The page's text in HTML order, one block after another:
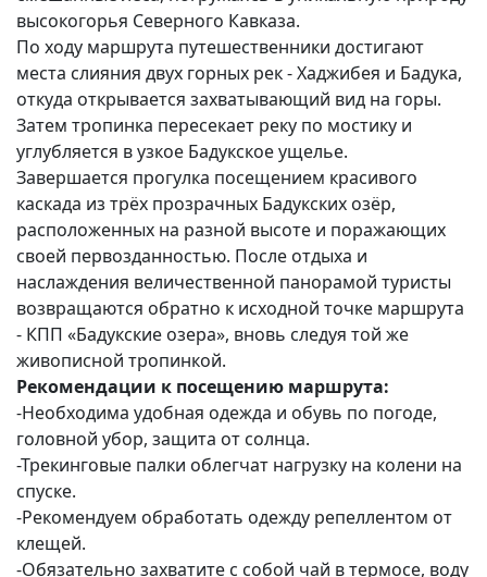
высокогорья Северного Кавказа.
По ходу маршрута путешественники достигают
места слияния двух горных рек - Хаджибея и Бадука,
откуда открывается захватывающий вид на горы.
Затем тропинка пересекает реку по мостику и
углубляется в узкое Бадукское ущелье.
Завершается прогулка посещением красивого
каскада из трёх прозрачных Бадукских озёр,
расположенных на разной высоте и поражающих
своей первозданностью. После отдыха и
наслаждения величественной панорамой туристы
возвращаются обратно к исходной точке маршрута
- КПП «Бадукские озера», вновь следуя той же
живописной тропинкой.
Рекомендации к посещению маршрута:
-Необходима удобная одежда и обувь по погоде,
головной убор, защита от солнца.
-Трекинговые палки облегчат нагрузку на колени на
спуске.
-Рекомендуем обработать одежду репеллентом от
клещей.
-Обязательно захватите с собой чай в термосе, воду